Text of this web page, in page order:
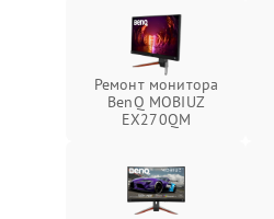
Ремонт монитора
BenQ MOBIUZ
EX270QM